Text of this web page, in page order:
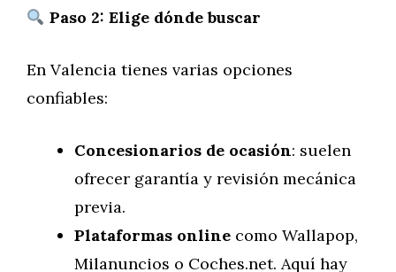
Paso 2: Elige dónde buscar
En Valencia tienes varias opciones
confiables:
Concesionarios de ocasión: suelen
ofrecer garantía y revisión mecánica
previa.
Plataformas online como Wallapop,
Milanuncios o Coches.net. Aquí hay